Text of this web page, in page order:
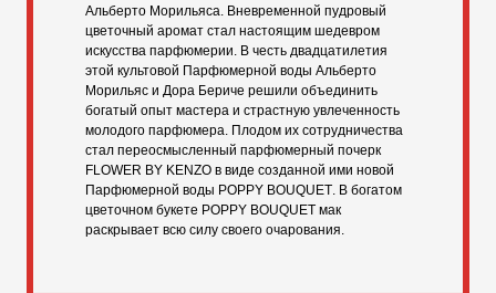
Альберто Морильяса. Вневременной пудровый
цветочный аромат стал настоящим шедевром
искусства парфюмерии. В честь двадцатилетия
этой культовой Парфюмерной воды Альберто
Морильяс и Дора Бериче решили объединить
богатый опыт мастера и страстную увлеченность
молодого парфюмера. Плодом их сотрудничества
стал переосмысленный парфюмерный почерк
FLOWER BY KENZO в виде созданной ими новой
Парфюмерной воды POPPY BOUQUET. В богатом
цветочном букете POPPY BOUQUET мак
раскрывает всю силу своего очарования.